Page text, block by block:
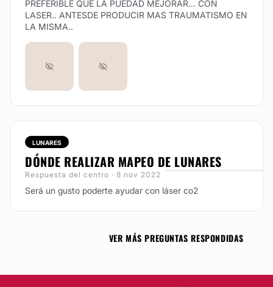
PREFERIBLE QUE LA PUEDAD MEJORAR... CON
LASER.. ANTESDE PRODUCIR MAS TRAUMATISMO EN
LA MISMA..
LUNARES
DÓNDE REALIZAR MAPEO DE LUNARES
Respuesta del centro · 8 nov 2022
Será un gusto poderte ayudar con láser co2
VER MÁS PREGUNTAS RESPONDIDAS